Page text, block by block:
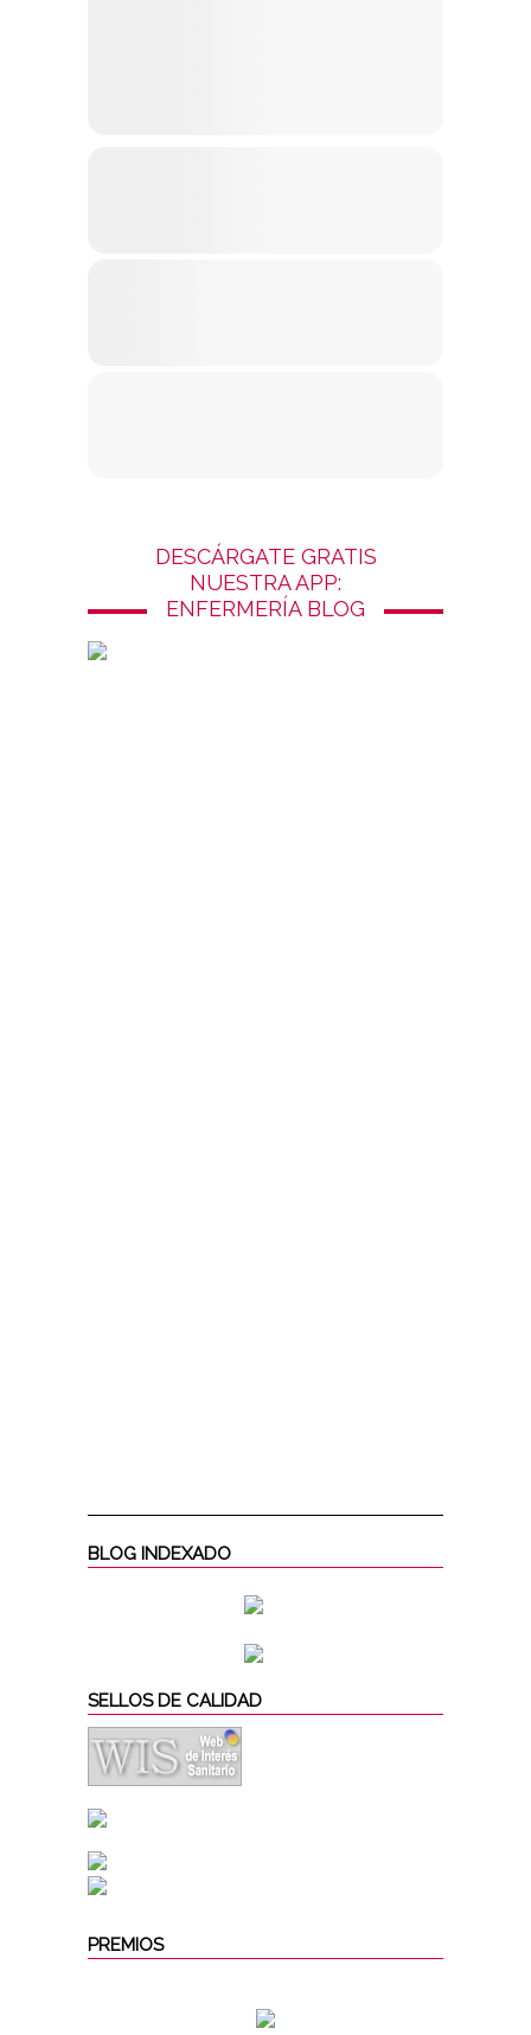
DESCÁRGATE GRATIS
NUESTRA APP:
ENFERMERÍA BLOG
BLOG INDEXADO
SELLOS DE CALIDAD
PREMIOS